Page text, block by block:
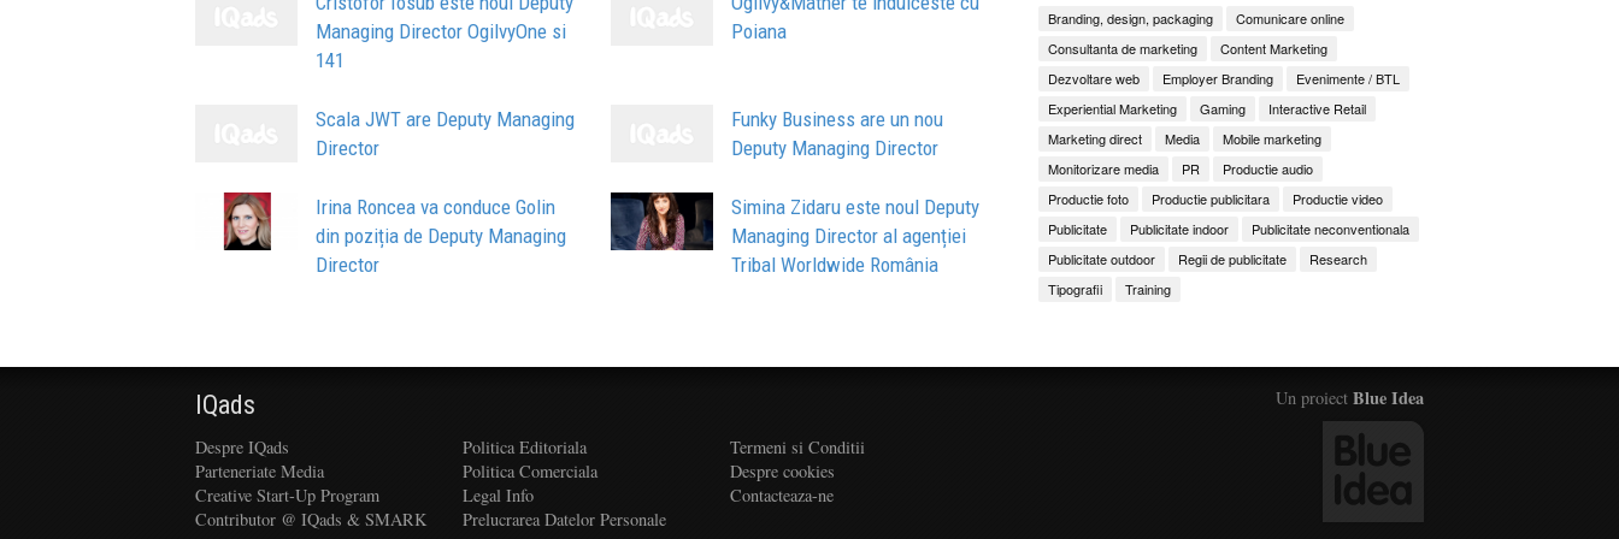
Managing Director OgilvyOne si
141
Poiana
Scala JWT are Deputy Managing
Director
Funky Business are un nou
Deputy Managing Director
Irina Roncea va conduce Golin
din poziția de Deputy Managing
Director
Simina Zidaru este noul Deputy
Managing Director al agenției
Tribal Worldwide România
Branding, design, packaging
Comunicare online
Consultanta de marketing
Content Marketing
Dezvoltare web
Employer Branding
Evenimente / BTL
Experiential Marketing
Gaming
Interactive Retail
Marketing direct
Media
Mobile marketing
Monitorizare media
PR
Productie audio
Productie foto
Productie publicitara
Productie video
Publicitate
Publicitate indoor
Publicitate neconventionala
Publicitate outdoor
Regii de publicitate
Research
Tipografii
Training
Un proiect Blue Idea
IQads
Despre IQads
Parteneriate Media
Creative Start-Up Program
Contributor @ IQads & SMARK
Politica Editoriala
Politica Comerciala
Legal Info
Prelucrarea Datelor Personale
Termeni si Conditii
Despre cookies
Contacteaza-ne